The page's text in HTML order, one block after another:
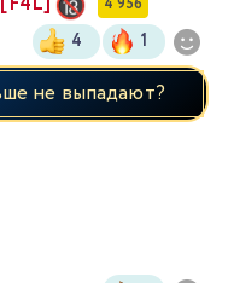
4 956
4 1
не выпадают?